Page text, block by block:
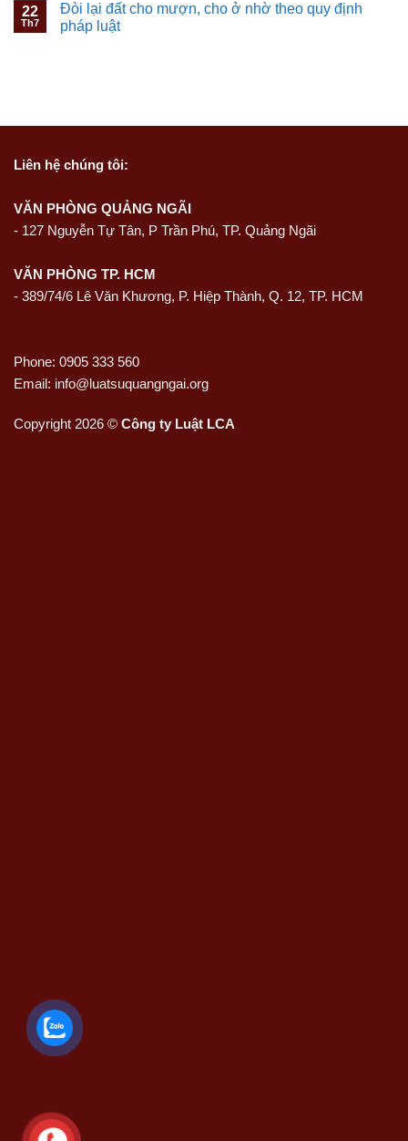
22
Th7
Đòi lại đất cho mượn, cho ở nhờ theo quy định
pháp luật
Liên hệ chúng tôi:
VĂN PHÒNG QUẢNG NGÃI
- 127 Nguyễn Tự Tân, P Trần Phú, TP. Quảng Ngãi
VĂN PHÒNG TP. HCM
- 389/74/6 Lê Văn Khương, P. Hiệp Thành, Q. 12, TP. HCM
Phone: 0905 333 560
Email: info@luatsuquangngai.org
Copyright 2026 © Công ty Luật LCA